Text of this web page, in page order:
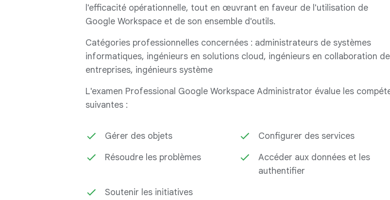
l'efficacité opérationnelle, tout en œuvrant en faveur de l'utilisation de
Google Workspace et de son ensemble d'outils.
Catégories professionnelles concernées : administrateurs de systèmes
informatiques, ingénieurs en solutions cloud, ingénieurs en collaboration
entreprises, ingénieurs système
L'examen Professional Google Workspace Administrator évalue les
suivantes :
Gérer des objets
Configurer des services
Résoudre les problèmes
Accéder aux données et les
authentifier
Soutenir les initiatives